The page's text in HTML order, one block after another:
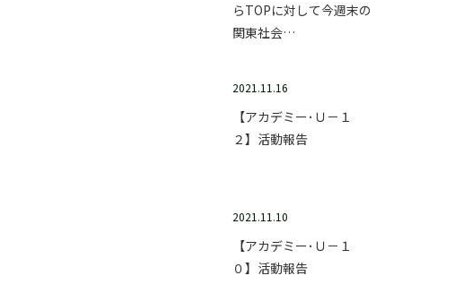
らTOPに対して今週末の
関東社会…
2021.11.16
【アカデミー･Ｕ－１
２】活動報告
2021.11.10
【アカデミー･Ｕ－１
０】活動報告